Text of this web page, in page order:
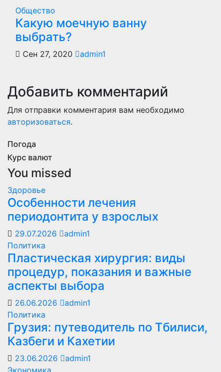
Общество
Какую моечную ванну
выбрать?
Сен 27, 2020 admin1
Добавить комментарий
Для отправки комментария вам необходимо
авторизоваться.
Погода
Курс валют
You missed
Здоровье
Особенности лечения
периодонтита у взрослых
29.07.2026
admin1
Политика
Пластическая хирургия: виды
процедур, показания и важные
аспекты выбора
26.06.2026
admin1
Политика
Грузия: путеводитель по Тбилиси,
Казбеги и Кахетии
23.06.2026
admin1
Экономика